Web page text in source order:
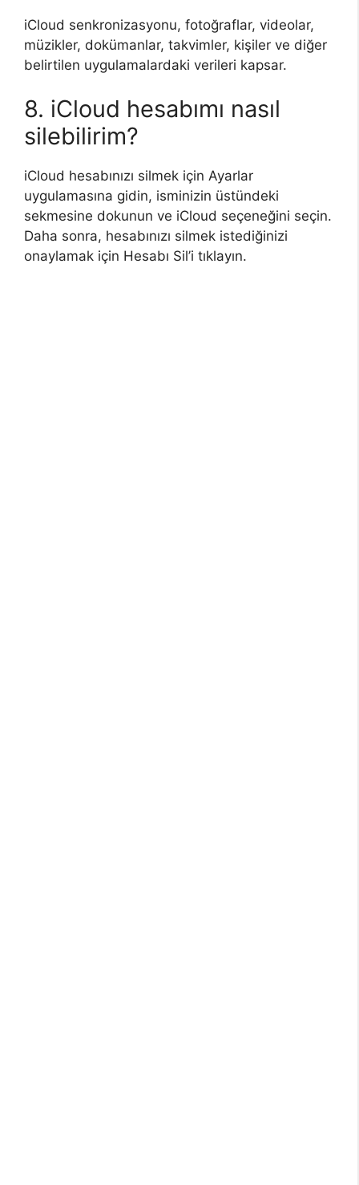
iCloud senkronizasyonu, fotoğraflar, videolar,
müzikler, dokümanlar, takvimler, kişiler ve diğer
belirtilen uygulamalardaki verileri kapsar.
8. iCloud hesabımı nasıl
silebilirim?
iCloud hesabınızı silmek için Ayarlar
uygulamasına gidin, isminizin üstündeki
sekmesine dokunun ve iCloud seçeneğini seçin.
Daha sonra, hesabınızı silmek istediğinizi
onaylamak için Hesabı Sil’i tıklayın.